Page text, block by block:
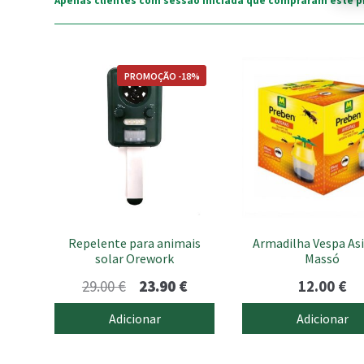
Repelente para animais
solar Orework
PROMOÇÃO -18%
29.00€
preço
original
23.90 €O
preço
atual
Adicionar
Armadilha Vespa
Massó
12.00 €
Adicionar